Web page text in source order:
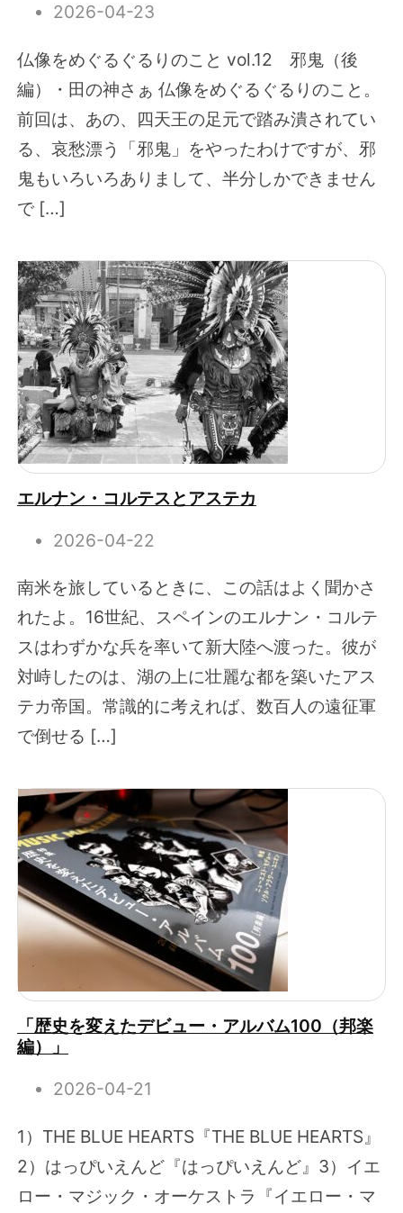
2026-04-23
仏像をめぐるぐるりのこと vol.12 邪鬼（後
編）・田の神さぁ 仏像をめぐるぐるりのこと。
前回は、あの、四天王の足元で踏み潰されてい
る、哀愁漂う「邪鬼」をやったわけですが、邪
鬼もいろいろありまして、半分しかできません
で […]
エルナン・コルテスとアステカ
2026-04-22
南米を旅しているときに、この話はよく聞かさ
れたよ。16世紀、スペインのエルナン・コルテ
スはわずかな兵を率いて新大陸へ渡った。彼が
対峙したのは、湖の上に壮麗な都を築いたアス
テカ帝国。常識的に考えれば、数百人の遠征軍
で倒せる […]
「歴史を変えたデビュー・アルバム100（邦楽
編）」
2026-04-21
1）THE BLUE HEARTS『THE BLUE HEARTS』
2）はっぴいえんど『はっぴいえんど』3）イエ
ロー・マジック・オーケストラ『イエロー・マ